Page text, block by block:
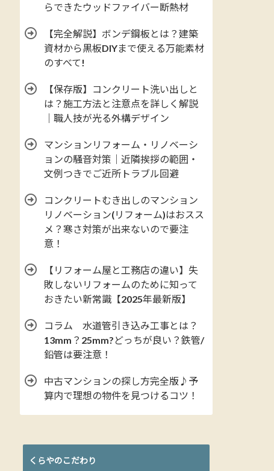
らできたウッドファイバー断熱材
【完全解説】ボンデ鋼板とは？建築
資材から黒板DIYまで使える万能素材
のすべて!
【保存版】コンクリート洗い出しと
は？施工方法と注意点を詳しく解説
｜職人技が光る外構デザイン
マンションリフォーム・リノベーシ
ョンの騒音対策｜近隣挨拶の範囲・
文例つきでご近所トラブル回避
コンクリートむき出しのマンション
リノベーション(リフォーム)はおスス
メ？寒さ対策が出来ないので要注
意！
【リフォーム屋と工務店の違い】失
敗しないリフォームのために知って
おきたい新常識【2025年最新版】
コラム 水道管引き込み工事とは？
13mm？25mm?どっちが良い？鉄管/
鉛管は要注意！
中古マンションの探し方完全版♪予
算内で理想の物件を見つけるコツ！
くらやのこだわり